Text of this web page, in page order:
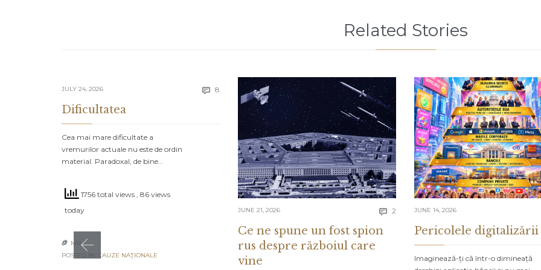
Related Stories
JULY 24, 2026  8 Comments
Dificultatea
Cea mai mare dificultate a
vremurilor actuale nu este de ordin
material. Paradoxal, de bine…
1756 total views , 86 views
today
 MR
POSTED IN: CAUZE NAŢIONALE
JUNE 21, 2026  2 Comments
Ce ne spune un fost spion
rus despre războiul care
vine
JUNE 14, 2026
Pericolele digitalizării
Imaginează-ți că într-o dimineață